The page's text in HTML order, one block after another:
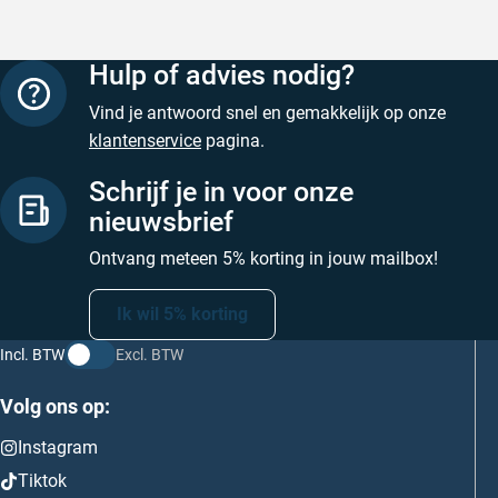
Hulp of advies nodig?
Vind je antwoord snel en gemakkelijk op onze
klantenservice pagina.
Schrijf je in voor onze
nieuwsbrief
Ontvang meteen 5% korting in jouw mailbox!
Ik wil 5% korting
Incl. BTW Excl. BTW
Volg ons op:
Instagram
Tiktok